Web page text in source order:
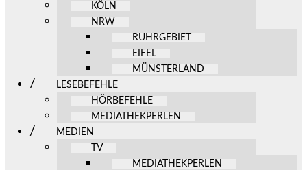
KÖLN
NRW
RUHRGEBIET
EIFEL
MÜNSTERLAND
LESEBEFEHLE
HÖRBEFEHLE
MEDIATHEKPERLEN
MEDIEN
TV
MEDIATHEKPERLEN